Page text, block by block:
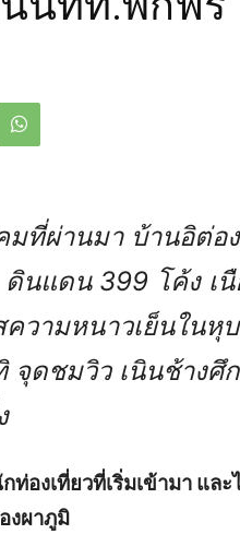
มที่ผ่านมา บ้านอิต่อ
นแดน 399 โค้ง เ
วามหนาวเย็นในหุ
จุดชมวิว เนินช้างศึ
องเที่ยวที่เริ่มเข้ามา และ
งผาภูมิ